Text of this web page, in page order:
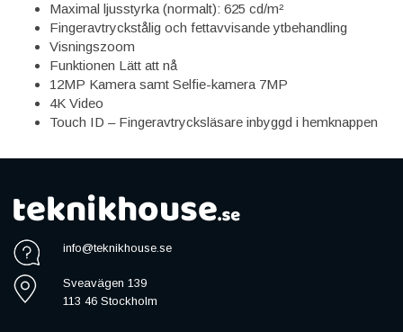
Maximal ljusstyrka (normalt): 625 cd/m²
Fingeravtryckstålig och fettavvisande ytbehandling
Visningszoom
Funktionen Lätt att nå
12MP Kamera samt Selfie-kamera 7MP
4K Video
Touch ID – Fingeravtrycksläsare inbyggd i hemknappen
info@teknikhouse.se
Sveavägen 139
113 46 Stockholm